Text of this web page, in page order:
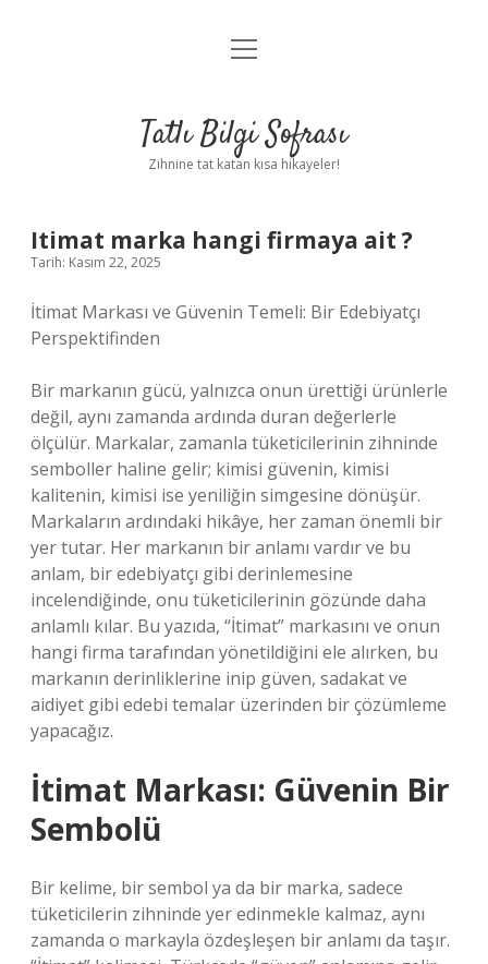
Anasayfa
Yasal Uyarı
menüyü
Tatlı Bilgi Sofrası
Zihnine tat katan kısa hikayeler!
Itimat marka hangi firmaya ait ?
Tarih: Kasım 22, 2025
İtimat Markası ve Güvenin Temeli: Bir Edebiyatçı
Perspektifinden
Bir markanın gücü, yalnızca onun ürettiği ürünlerle
değil, aynı zamanda ardında duran değerlerle
ölçülür. Markalar, zamanla tüketicilerinin zihninde
semboller haline gelir; kimisi güvenin, kimisi
kalitenin, kimisi ise yeniliğin simgesine dönüşür.
Markaların ardındaki hikâye, her zaman önemli bir
yer tutar. Her markanın bir anlamı vardır ve bu
anlam, bir edebiyatçı gibi derinlemesine
incelendiğinde, onu tüketicilerinin gözünde daha
anlamlı kılar. Bu yazıda, “İtimat” markasını ve onun
hangi firma tarafından yönetildiğini ele alırken, bu
markanın derinliklerine inip güven, sadakat ve
aidiyet gibi edebi temalar üzerinden bir çözümleme
yapacağız.
İtimat Markası: Güvenin Bir
Sembolü
Bir kelime, bir sembol ya da bir marka, sadece
tüketicilerin zihninde yer edinmekle kalmaz, aynı
zamanda o markayla özdeşleşen bir anlamı da taşır.